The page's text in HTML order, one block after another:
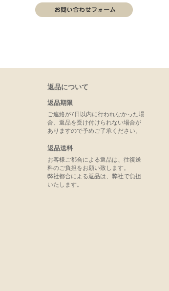
返品について
返品期限
ご連絡が7日以内に行われなかった場
合、返品を受け付けられない場合が
ありますので予めご了承ください。
返品送料
お客様ご都合による返品は、往復送
料のご負担をお願い致します。
弊社都合による返品は、弊社で負担
いたします。